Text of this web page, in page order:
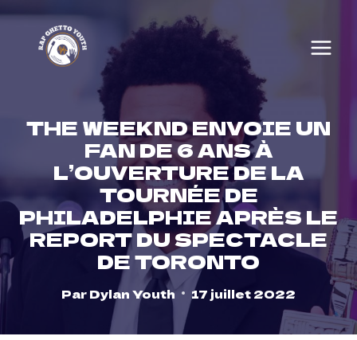
content
THE WEEKND ENVOIE UN
FAN DE 6 ANS À
L’OUVERTURE DE LA
TOURNÉE DE
PHILADELPHIE APRÈS LE
REPORT DU SPECTACLE
DE TORONTO
ParDylan Youth 17 juillet 2022